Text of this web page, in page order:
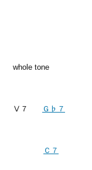
whole tone
Ⅴ７ Ｇ♭７
Ｃ７